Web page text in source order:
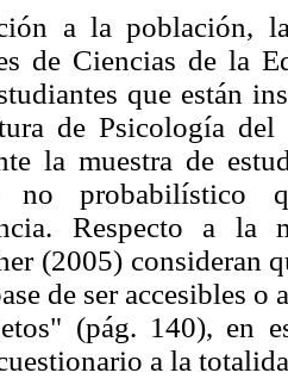
a la población,
de Ciencias de la
que están
de Psicología
la muestra de
no probabilístico
Respecto a la
(2005) consideran
de ser accesibles
(pág. 140), en
a la